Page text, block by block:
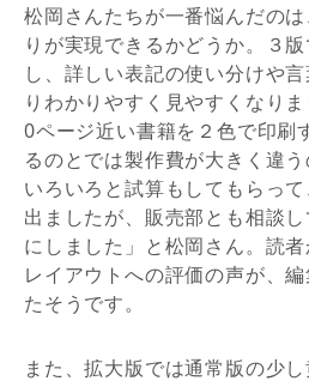
松岡さんたちが一番悩んだの
りが実現できるかどうか。３
し、詳しい表記の使い分けや
りわかりやすく見やすくなり
0ページ近い書籍を２色で印刷
るのとでは製作費が大きく違
いろいろと試算もしてもらっ
出ましたが、販売部とも相談
にしました」と松岡さん。読
レイアウトへの評価の声が、
たそうです。
また、拡大版では通常版の少